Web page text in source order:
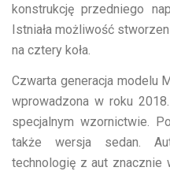
konstrukcję przedniego
Istniała możliwość
na cztery koła.
Czwarta generacja modelu
wprowadzona w roku
specjalnym wzornictwie.
także wersja sedan.
technologię z aut znacznie